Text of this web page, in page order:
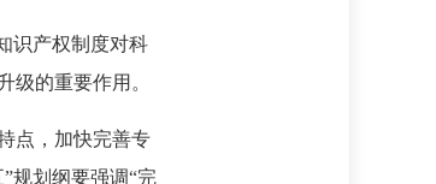
识产权制度对科
级的重要作用。
点，加快完善专
规划纲要强调“完